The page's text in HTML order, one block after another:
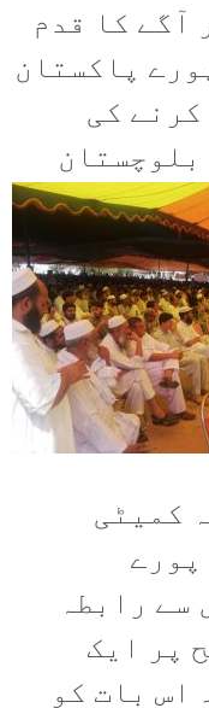
آگے کا قدم
پاکستان
کی
کمیٹی
سے رابطہ
پر ایک
اس بات کو